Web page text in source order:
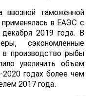
ввозной таможенной
в ЕАЭС с
2019 года. В
сэкономленные
в производство рыбы
увеличить объем
2020 годах более чем
2017 года.